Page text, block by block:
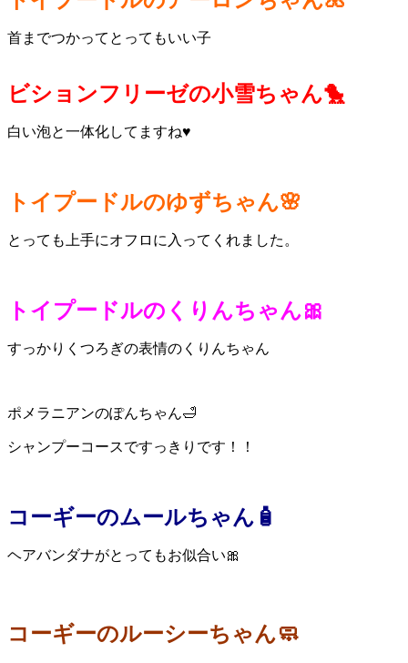
首までつかってとってもいい子
ビションフリーゼの小雪ちゃん🐤
白い泡と一体化してますね♥
トイプードルのゆずちゃん🌸
とっても上手にオフロに入ってくれました。
トイプードルのくりんちゃん🎀
すっかりくつろぎの表情のくりんちゃん
ポメラニアンのぽんちゃん🛁
シャンプーコースですっきりです！！
コーギーのムールちゃん🧴
ヘアバンダナがとってもお似合い🎀
コーギーのルーシーちゃん🧼